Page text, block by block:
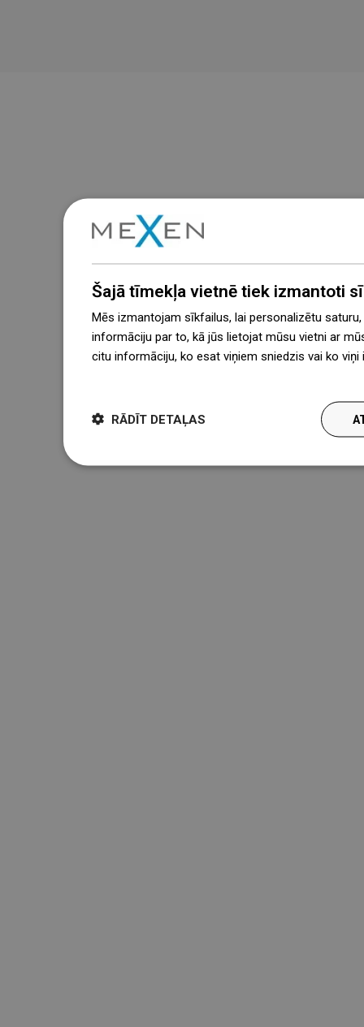
Šajā tīmekļa vietnē tiek izmantoti
Mēs izmantojam sīkfailus, lai personalizētu
informāciju par to, kā jūs lietojat mūsu vietni ar
citu informāciju, ko esat viņiem sniedzis vai ko
RĀDĪT DETAĻAS